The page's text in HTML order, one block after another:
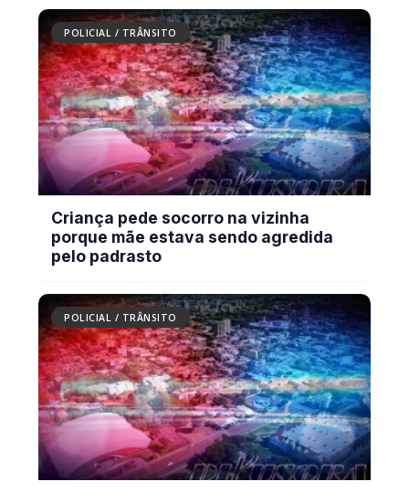
POLICIAL / TRÂNSITO
Criança pede socorro na vizinha
porque mãe estava sendo agredida
pelo padrasto
POLICIAL / TRÂNSITO